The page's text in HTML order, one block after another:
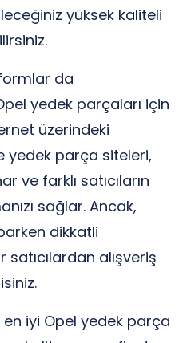
yüksek kaliteli
da
yedek parçaları için
üzerindeki
yedek parça siteleri,
ve farklı satıcıların
sağlar. Ancak,
dikkatli
satıcılardan alışveriş
iyi Opel yedek parça